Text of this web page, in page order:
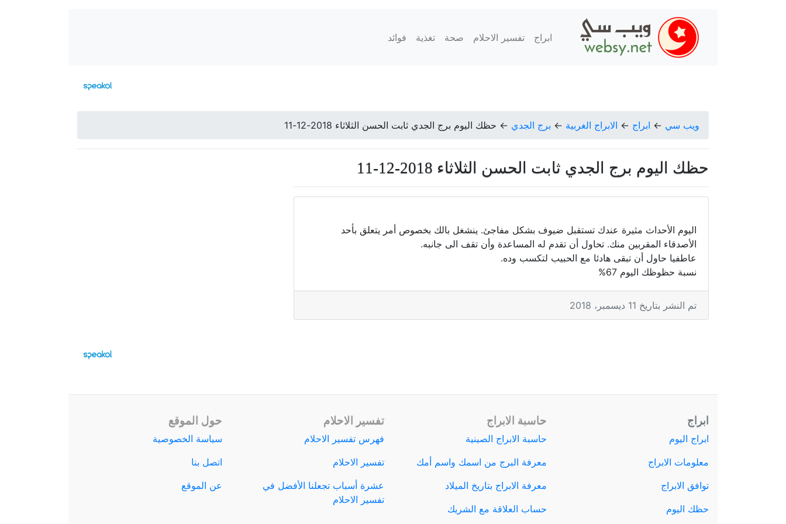
ابراج تفسير الاحلام صحة تغذية فوائد
ويب سي ← ابراج ← الابراج الغربية ← برج الجدي ← حظك اليوم برج الجدي ثابت الحسن الثلاثاء 2018-12-11
حظك اليوم برج الجدي ثابت الحسن الثلاثاء 2018-12-11
اليوم الأحداث مثيرة عندك تستقبل ضيوف بشكل مفاجئ. ينشغل بالك بخصوص أمر يتعلق بأحد
الأصدقاء المقربين منك. تحاول أن تقدم له المساعدة وأن تقف الى جانبه.
عاطفيا حاول أن تبقى هادئا مع الحبيب لتكسب وده.
نسبة حظوظك اليوم 67%
تم النشر بتاريخ 11 ديسمبر، 2018
ابراج
ابراج اليوم
معلومات الابراج
توافق الابراج
حظك اليوم
حاسبة الابراج
حاسبة الابراج الصينية
معرفة البرج من اسمك واسم أمك
معرفة الابراج بتاريخ الميلاد
حساب العلاقة مع الشريك
تفسير الاحلام
فهرس تفسير الاحلام
تفسير الاحلام
عشرة أسباب تجعلنا الأفضل في
تفسير الاحلام
حول الموقع
سياسة الخصوصية
اتصل بنا
عن الموقع